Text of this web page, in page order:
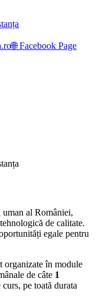
🌐 Facebook Page
uman al României,
de calitate.
egale pentru
organizate în module
de câte 1
pe toată durata